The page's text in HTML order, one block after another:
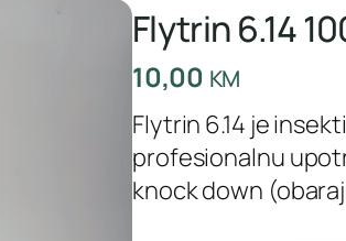
Flytrin 6.14
10,00 KM
Flytrin 6.14 je
profesionalnu
knock down